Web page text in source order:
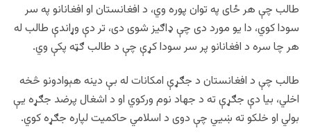
طالب چې هر ځای په توان پوره وي، د افغانستان او افغانانو په سر
سودا کوي، دا یو مورد دی چې ډاګیز شوی دی، تر دې وړاندې طالب له
هر چا سره د افغانانو پر سر سودا کړې چې د طالب ګټه پکې وي.
طالب چې د افغانستان د جګړې امکانات له بې دینه هېوادونو څخه
اخلي، بیا دې جګړې ته د جهاد نوم ورکوي او د اشغال پرضد جګړه یې
بولي او خلکو ته ښيي چې دوی د اسلامي حاکمیت لپاره جګړه کوي.